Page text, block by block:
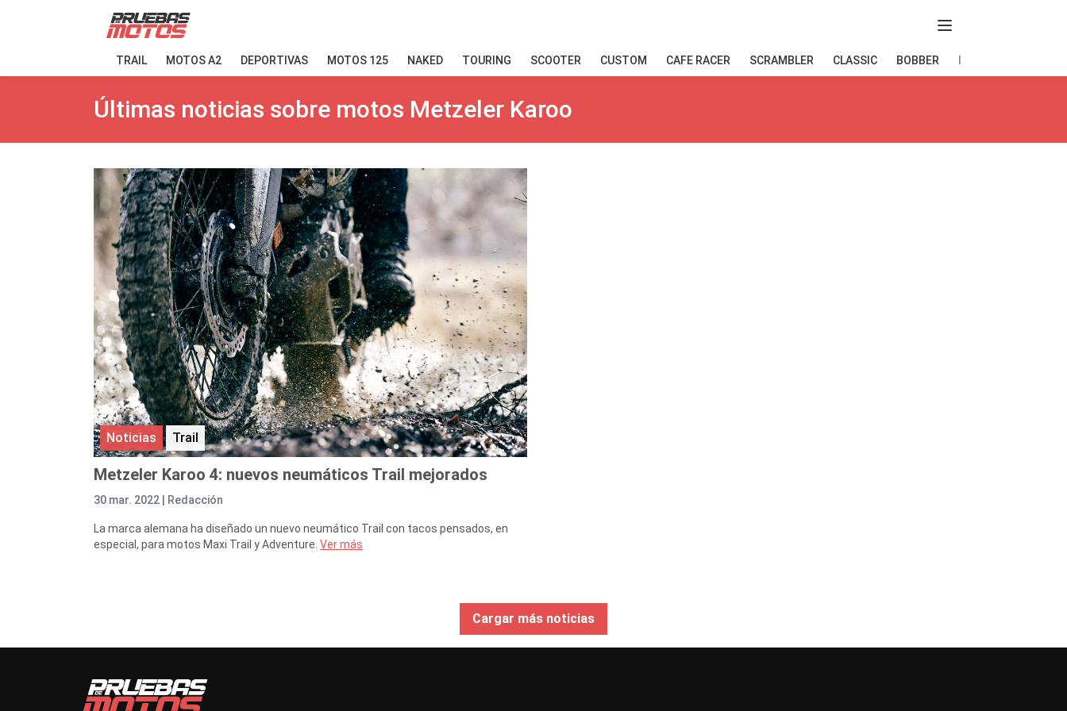
Abir menú
TRAIL MOTOS A2 DEPORTIVAS MOTOS 125 NAKED TOURING SCOOTER CUSTOM CAFE RACER SCRAMBLER CLASSIC BOBBER ELÉCTRICAS
Últimas noticias sobre motos Metzeler Karoo
Noticias Trail
Metzeler Karoo 4: nuevos neumáticos Trail mejorados
30 mar. 2022 | Redacción
La marca alemana ha diseñado un nuevo neumático Trail con tacos pensados, en
especial, para motos Maxi Trail y Adventure. Ver más
Cargar más noticias